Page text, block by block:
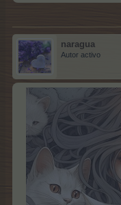
naragua
Autor activo